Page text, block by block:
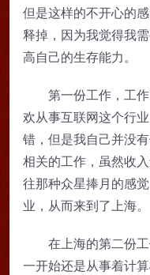
但是这样的不开心的
释掉，因为我觉得我
高自己的生存能力。
第一份工作，工
欢从事互联网这个行
错，但是我自己并没
相关的工作，虽然收
往那种众星捧月的感
业，从而来到了上海。
在上海的第二份
一开始还是从事着计